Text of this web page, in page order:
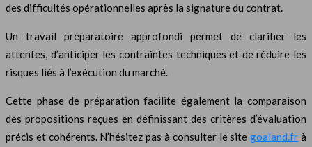
des difficultés opérationnelles après la signature du contrat.
Un travail préparatoire approfondi permet de clarifier les
attentes, d’anticiper les contraintes techniques et de réduire les
risques liés à l’exécution du marché.
Cette phase de préparation facilite également la comparaison
des propositions reçues en définissant des critères d’évaluation
précis et cohérents. N’hésitez pas à consulter le sitegoaland.fr à